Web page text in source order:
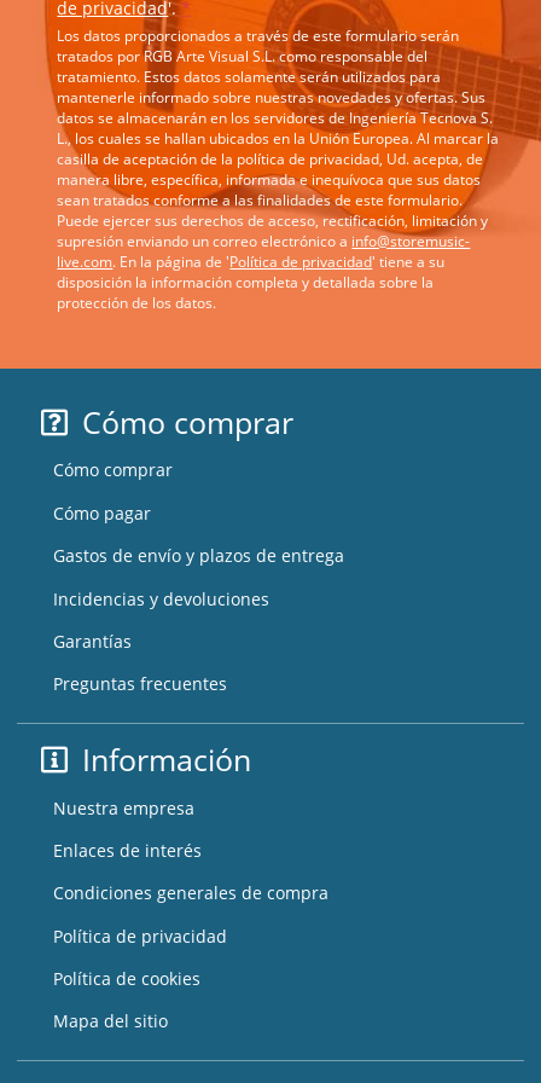
de privacidad'.*
Los datos proporcionados a través de este formulario serán
tratados por RGB Arte Visual S.L. como responsable del
tratamiento. Estos datos solamente serán utilizados para
mantenerle informado sobre nuestras novedades y ofertas. Sus
datos se almacenarán en los servidores de Ingeniería Tecnova S.
L., los cuales se hallan ubicados en la Unión Europea. Al marcar la
casilla de aceptación de la política de privacidad, Ud. acepta, de
manera libre, específica, informada e inequívoca que sus datos
sean tratados conforme a las finalidades de este formulario.
Puede ejercer sus derechos de acceso, rectificación, limitación y
supresión enviando un correo electrónico a info@storemusic-
live.com. En la página de 'Política de privacidad' tiene a su
disposición la información completa y detallada sobre la
protección de los datos.
Cómo comprar
Cómo comprar
Cómo pagar
Gastos de envío y plazos de entrega
Incidencias y devoluciones
Garantías
Preguntas frecuentes
Información
Nuestra empresa
Enlaces de interés
Condiciones generales de compra
Política de privacidad
Política de cookies
Mapa del sitio